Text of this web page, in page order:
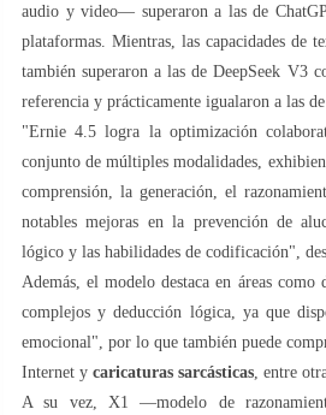
audio y video— superaron a las de
plataformas. Mientras, las capacidades de
también superaron a las de DeepSeek V3
referencia y prácticamente igualaron a las
"Ernie 4.5 logra la optimización
conjunto de múltiples modalidades,
comprensión, la generación, el
notables mejoras en la prevención de
lógico y las habilidades de codificación",
Además, el modelo destaca en áreas como
complejos y deducción lógica, ya que
emocional", por lo que también puede
Internet y caricaturas sarcásticas , entre
A su vez, X1 —modelo de